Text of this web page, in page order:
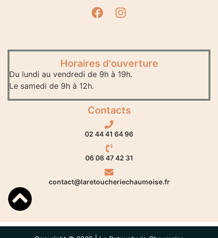
Horaires d'ouverture
Du lundi au vendredi de 9h à 19h.
Le samedi de 9h à 12h.
Contacts
02 44 41 64 96
06 06 47 42 31
contact@laretoucheriechaumoise.fr